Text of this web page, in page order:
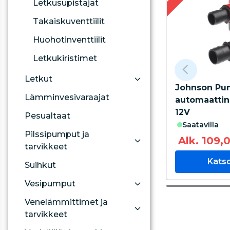
Letkusupistajat
Takaiskuventtiilit
Huohotinventtiilit
Letkukiristimet
Letkut
Lämminvesivaraajat
Pesualtaat
Pilssipumput ja
tarvikkeet
Suihkut
Vesipumput
Venelämmittimet ja
tarvikkeet
Johnson
12V
saatavilla
Alk.